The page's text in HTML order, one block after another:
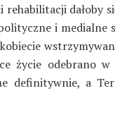
rehabilitacji dałoby
i medialne
życie odebrano
definitywnie, a